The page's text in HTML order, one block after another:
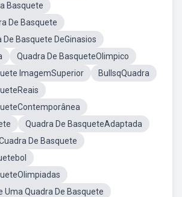
Basquete
De Basquete
De Basquete DeGinasios
Quadra De BasqueteOlimpico
ImagemSuperior
BullsqQuadra
Quadra De BasqueteAdaptada
De Basquete
Uma Quadra De Basquete